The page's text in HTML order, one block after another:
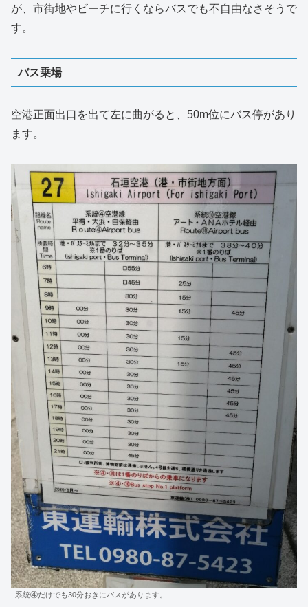
が、市街地やビーチに行くならバスでも不自由なさそうで
す。
バス乗場
空港正面出口を出て左に曲がると、50m位にバス停があり
ます。
系統④だけでも30分おきにバスがあります。